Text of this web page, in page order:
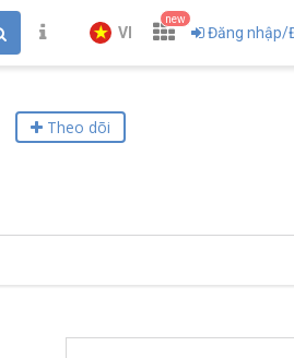
VI
new
Đăng nhập/
Theo dõi